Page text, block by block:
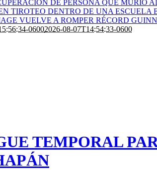
DE PERSONA QUE MURIÓ
TIROTEO DENTRO DE UNA ESCUELA
VUELVE A ROMPER RÉCORD
06002026-08-07T14:54:33-0600
TEMPORAL